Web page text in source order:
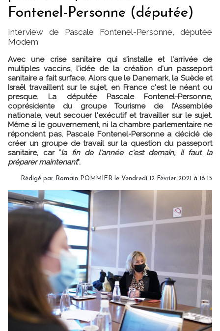
Fontenel-Personne (députée)
Interview de Pascale Fontenel-Personne, députée
Modem
Avec une crise sanitaire qui s'installe et l'arrivée de
multiples vaccins, l'idée de la création d'un passeport
sanitaire a fait surface. Alors que le Danemark, la Suède et
Israël travaillent sur le sujet, en France c'est le néant ou
presque. La députée Pascale Fontenel-Personne,
coprésidente du groupe Tourisme de l’Assemblée
nationale, veut secouer l'exécutif et travailler sur le sujet.
Même si le gouvernement, ni la chambre parlementaire ne
répondent pas, Pascale Fontenel-Personne a décidé de
créer un groupe de travail sur la question du passeport
sanitaire, car "la fin de l'année c'est demain, il faut la
préparer maintenant".
Rédigé par Romain POMMIER le Vendredi 12 Février 2021 à 16:15